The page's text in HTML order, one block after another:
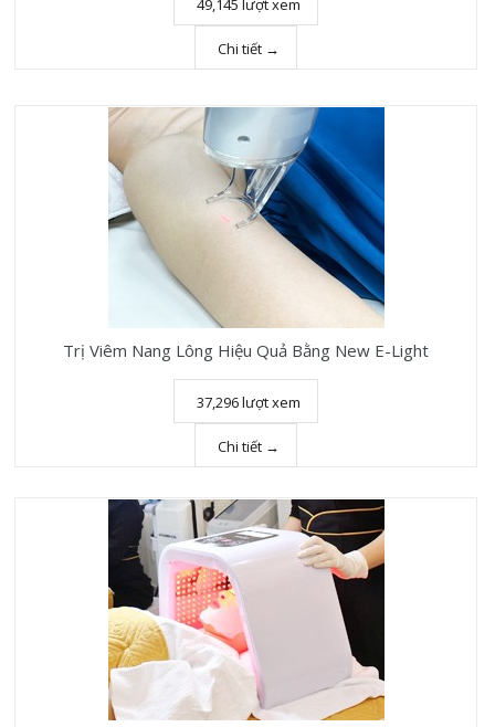
49,145 lượt xem
Chi tiết →
Trị Viêm Nang Lông Hiệu Quả Bằng New E-Light
37,296 lượt xem
Chi tiết →